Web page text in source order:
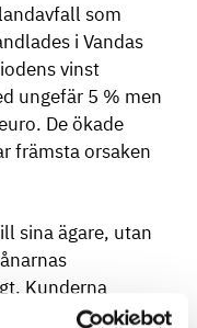
som
i Vandas
vinst
ungefär 5 % men
De ökade
främsta orsaken
sina ägare, utan
Kunderna